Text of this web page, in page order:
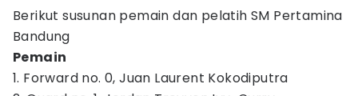
Berikut susunan pemain dan pelatih SM Pertamina
Bandung
Pemain
1. Forward no. 0, Juan Laurent Kokodiputra